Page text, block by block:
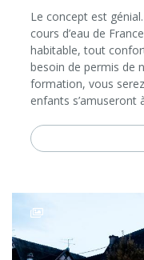
Le concept est
cours d’eau de
habitable, tout
besoin de permis de
formation, vous
enfants s’amuseront
propose...